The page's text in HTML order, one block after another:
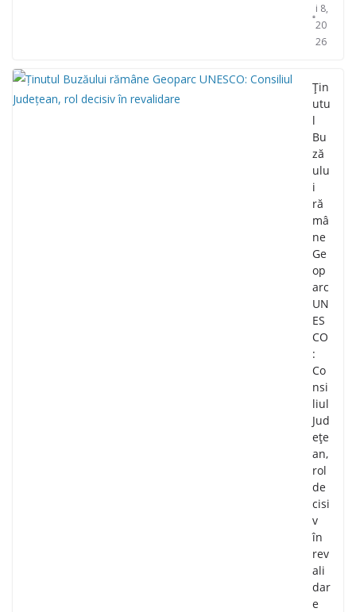
i 8,
20
26
Țin
utu
l
Bu
ză
ulu
i
ră
mâ
ne
Ge
op
arc
UN
ES
CO
:
Co
nsi
liul
Jud
ețe
an,
rol
de
cisi
v
în
rev
ali
dar
e